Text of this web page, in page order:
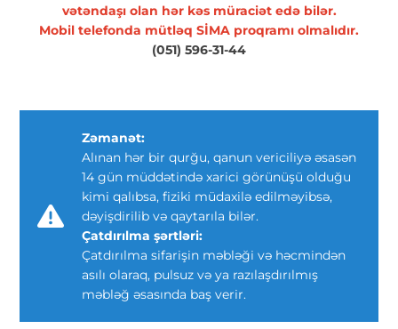
vətəndaşı olan hər kəs müraciət edə bilər.
Mobil telefonda mütləq SİMA proqramı olmalıdır.
(051) 596-31-44
Zəmanət:
Alınan hər bir qurğu, qanun vericiliyə əsasən
14 gün müddətində xarici görünüşü olduğu
kimi qalıbsa, fiziki müdaxilə edilməyibsə,
dəyişdirilib və qaytarıla bilər.
Çatdırılma şərtləri:
Çatdırılma sifarişin məbləği və həcmindən
asılı olaraq, pulsuz və ya razılaşdırılmış
məbləğ əsasında baş verir.